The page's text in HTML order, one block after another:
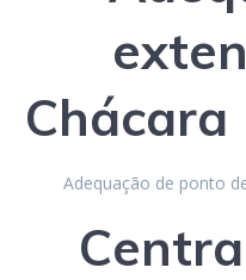
Chácara
Adequação de ponto